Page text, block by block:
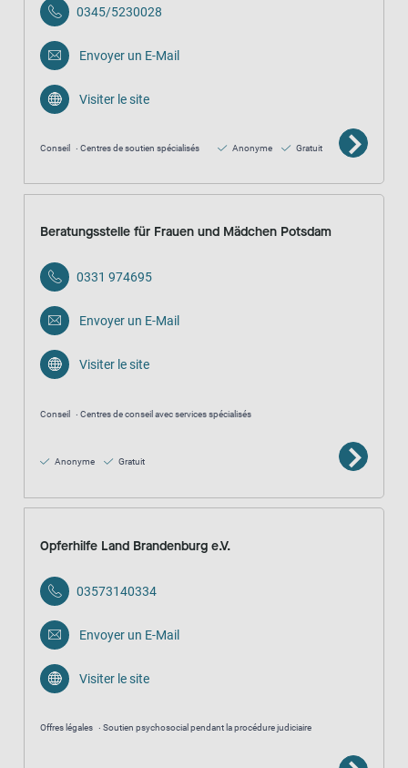
0345/5230028
Envoyer un E-Mail
Visiter le site
Conseil Centres de soutien spécialisés Anonyme Gratuit
Beratungsstelle für Frauen und Mädchen Potsdam
0331 974695
Envoyer un E-Mail
Visiter le site
Conseil Centres de conseil avec services spécialisés
Anonyme Gratuit
Opferhilfe Land Brandenburg e.V.
03573140334
Envoyer un E-Mail
Visiter le site
Offres légales Soutien psychosocial pendant la procédure judiciaire